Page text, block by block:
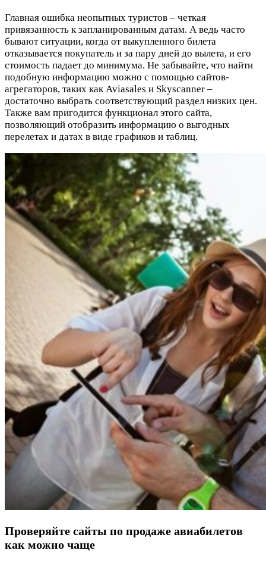
Главная ошибка неопытных туристов – четкая
привязанность к запланированным датам. А ведь часто
бывают ситуации, когда от выкупленного билета
отказывается покупатель и за пару дней до вылета, и его
стоимость падает до минимума. Не забывайте, что найти
подобную информацию можно с помощью сайтов-
агрегаторов, таких как Aviasales и Skyscanner –
достаточно выбрать соответствующий раздел низких цен.
Также вам пригодится функционал этого сайта,
позволяющий отобразить информацию о выгодных
перелетах и датах в виде графиков и таблиц.
Проверяйте сайты по продаже авиабилетов
как можно чаще